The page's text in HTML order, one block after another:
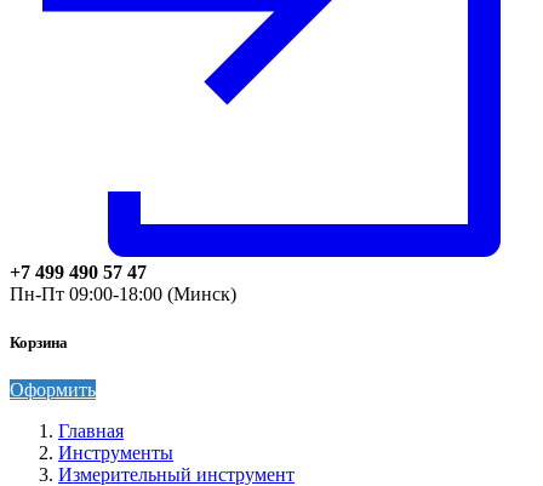
+7 499 490 57 47
Пн-Пт 09:00-18:00 (Минск)
Корзина
Оформить
Главная
Инструменты
Измерительный инструмент